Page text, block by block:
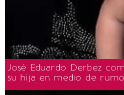
José Eduardo Derbez
su hija en medio de